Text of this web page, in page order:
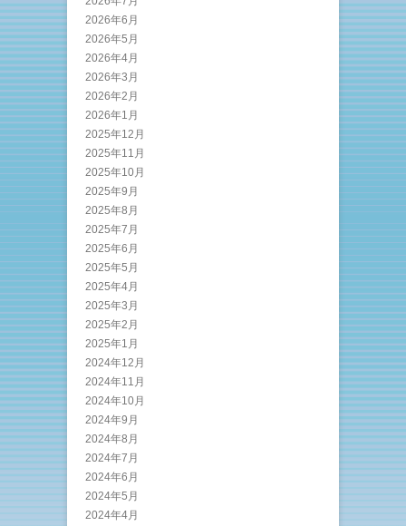
2026年6月
2026年5月
2026年4月
2026年3月
2026年2月
2026年1月
2025年12月
2025年11月
2025年10月
2025年9月
2025年8月
2025年7月
2025年6月
2025年5月
2025年4月
2025年3月
2025年2月
2025年1月
2024年12月
2024年11月
2024年10月
2024年9月
2024年8月
2024年7月
2024年6月
2024年5月
2024年4月